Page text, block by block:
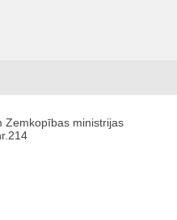
Zemkopības ministrijas